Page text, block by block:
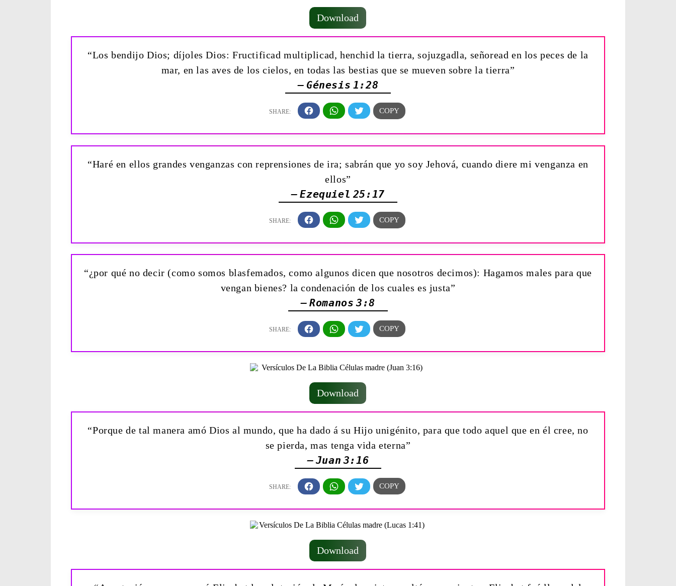
Download
“Los bendijo Dios; díjoles Dios: Fructificad multiplicad, henchid la tierra, sojuzgadla, señoread en los peces de la
mar, en las aves de los cielos, en todas las bestias que se mueven sobre la tierra”
— Génesis 1:28
“Haré en ellos grandes venganzas con reprensiones de ira; sabrán que yo soy Jehová, cuando diere mi venganza en
ellos”
— Ezequiel 25:17
“¿por qué no decir (como somos blasfemados, como algunos dicen que nosotros decimos): Hagamos males para que
vengan bienes? la condenación de los cuales es justa”
— Romanos 3:8
Download
“Porque de tal manera amó Dios al mundo, que ha dado á su Hijo unigénito, para que todo aquel que en él cree, no
se pierda, mas tenga vida eterna”
— Juan 3:16
Download